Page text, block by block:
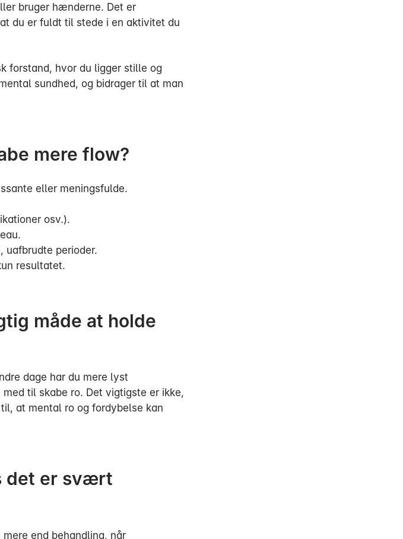
bruger hænderne. Det er
du er fuldt til stede i en aktivitet du
forstand, hvor du ligger stille og
sundhed, og bidrager til at man
mere flow?
eller meningsfulde.
osv.).
uafbrudte perioder.
resultatet.
måde at holde
dage har du mere lyst
til skabe ro. Det vigtigste er ikke,
at mental ro og fordybelse kan
det er svært
end behandling, når